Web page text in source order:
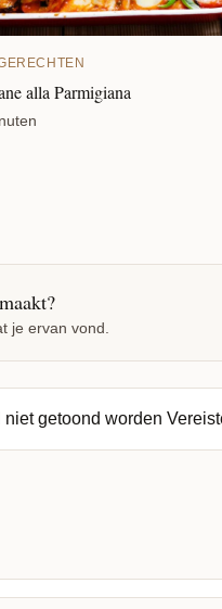
alla Parmigiana
je ervan vond.
getoond worden